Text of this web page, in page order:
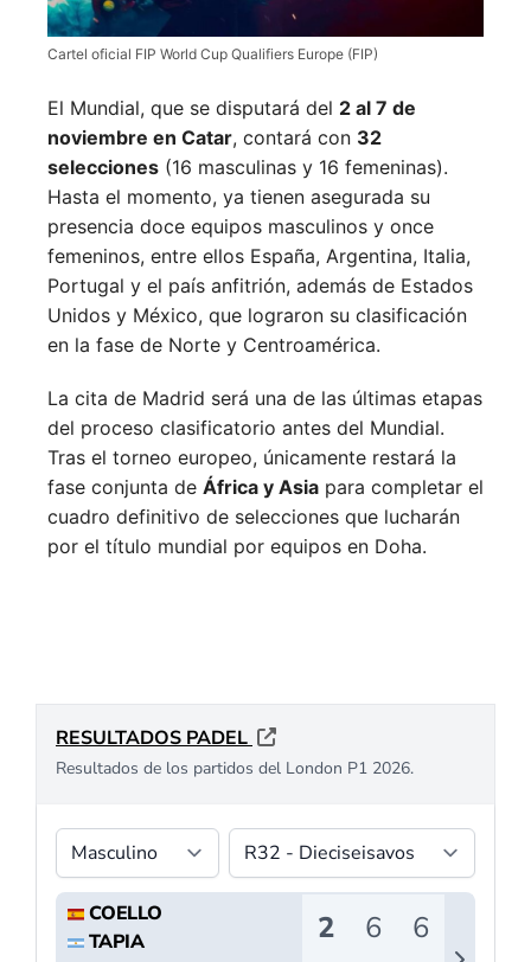
Cartel oficial FIP World Cup Qualifiers Europe (FIP)
El Mundial, que se disputará del 2 al 7 de
noviembre en Catar, contará con 32
selecciones (16 masculinas y 16 femeninas).
Hasta el momento, ya tienen asegurada su
presencia doce equipos masculinos y once
femeninos, entre ellos España, Argentina, Italia,
Portugal y el país anfitrión, además de Estados
Unidos y México, que lograron su clasificación
en la fase de Norte y Centroamérica.
La cita de Madrid será una de las últimas etapas
del proceso clasificatorio antes del Mundial.
Tras el torneo europeo, únicamente restará la
fase conjunta de África y Asia para completar el
cuadro definitivo de selecciones que lucharán
por el título mundial por equipos en Doha.